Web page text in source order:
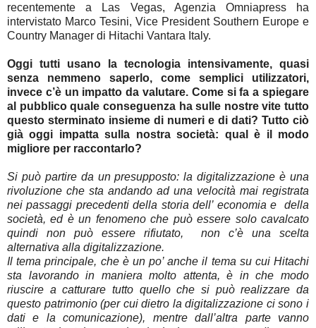
recentemente a Las Vegas, Agenzia Omniapress ha
intervistato Marco Tesini, Vice President Southern Europe e
Country Manager di Hitachi Vantara Italy.
Oggi tutti usano la tecnologia intensivamente, quasi
senza nemmeno saperlo, come semplici utilizzatori,
invece c’è un impatto da valutare. Come si fa a spiegare
al pubblico quale conseguenza ha sulle nostre vite tutto
questo sterminato insieme di numeri e di dati? Tutto ciò
già oggi impatta sulla nostra società: qual è il modo
migliore per raccontarlo?
Si può partire da un presupposto: la digitalizzazione è una
rivoluzione che sta andando ad una velocità mai registrata
nei passaggi precedenti della storia dell’ economia e della
società, ed è un fenomeno che può essere solo cavalcato
quindi non può essere rifiutato, non c’è una scelta
alternativa alla digitalizzazione.
Il tema principale, che è un po’ anche il tema su cui Hitachi
sta lavorando in maniera molto attenta, è in che modo
riuscire a catturare tutto quello che si può realizzare da
questo patrimonio (per cui dietro la digitalizzazione ci sono i
dati e la comunicazione), mentre dall’altra parte vanno